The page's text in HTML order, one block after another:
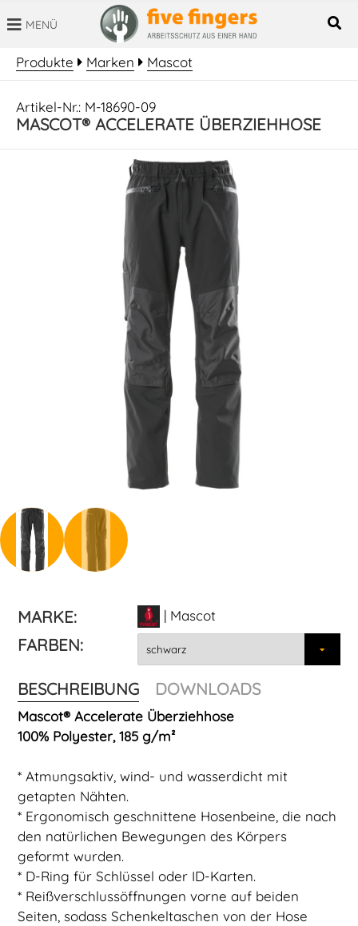
SUCHBEGRIFF
MENÜ
Produkte Marken Mascot
Artikel-Nr.: M-18690-09
MASCOT® ACCELERATE ÜBERZIEHHOSE
MARKE: | Mascot
FARBEN:
BESCHREIBUNG DOWNLOADS
Mascot® Accelerate Überziehhose
100% Polyester, 185 g/m²
* Atmungsaktiv, wind- und wasserdicht mit
getapten Nähten.
* Ergonomisch geschnittene Hosenbeine, die nach
den natürlichen Bewegungen des Körpers
geformt wurden.
* D-Ring für Schlüssel oder ID-Karten.
* Reißverschlussöffnungen vorne auf beiden
Seiten, sodass Schenkeltaschen von der Hose